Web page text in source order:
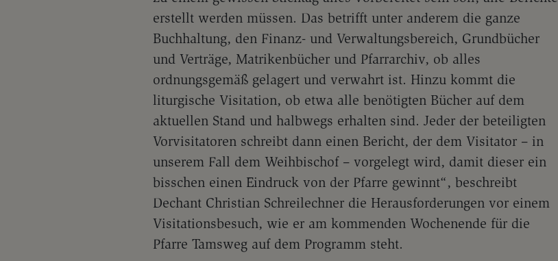
erstellt werden müssen. Das betrifft unter anderem die ganze
Buchhaltung, den Finanz- und Verwaltungsbereich, Grundbücher
und Verträge, Matrikenbücher und Pfarrarchiv, ob alles
ordnungsgemäß gelagert und verwahrt ist. Hinzu kommt die
liturgische Visitation, ob etwa alle benötigten Bücher auf dem
aktuellen Stand und halbwegs erhalten sind. Jeder der beteiligten
Vorvisitatoren schreibt dann einen Bericht, der dem Visitator – in
unserem Fall dem Weihbischof – vorgelegt wird, damit dieser ein
bisschen einen Eindruck von der Pfarre gewinnt“, beschreibt
Dechant Christian Schreilechner die Herausforderungen vor einem
Visitationsbesuch, wie er am kommenden Wochenende für die
Pfarre Tamsweg auf dem Programm steht.